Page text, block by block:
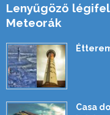
Lenyűgöző
Meteorák
Casa